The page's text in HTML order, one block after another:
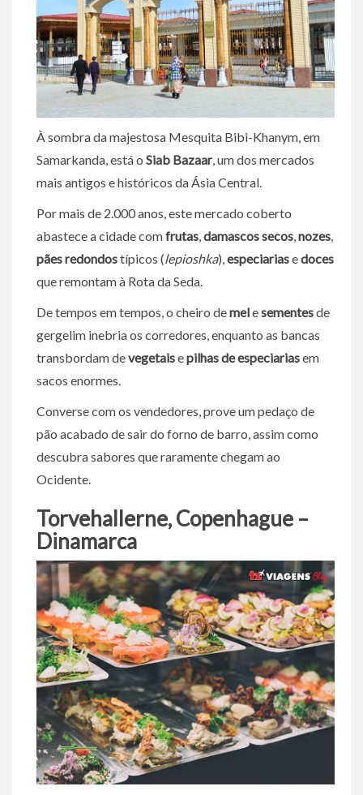
À sombra da majestosa Mesquita Bibi-Khanym, em
Samarkanda, está o Siab Bazaar, um dos mercados
mais antigos e históricos da Ásia Central.
Por mais de 2.000 anos, este mercado coberto
abastece a cidade comfrutas,damascos secos,nozes,
pães redondostípicos (lepioshka),especiariasedoces
que remontam à Rota da Seda.
De tempos em tempos, o cheiro demelesementesde
gergelim inebria os corredores, enquanto as bancas
transbordam devegetaisepilhas de especiariasem
sacos enormes.
Converse com os vendedores, prove um pedaço de
pão acabado de sair do forno de barro, assim como
descubra sabores que raramente chegam ao
Ocidente.
Torvehallerne, Copenhague –
Dinamarca